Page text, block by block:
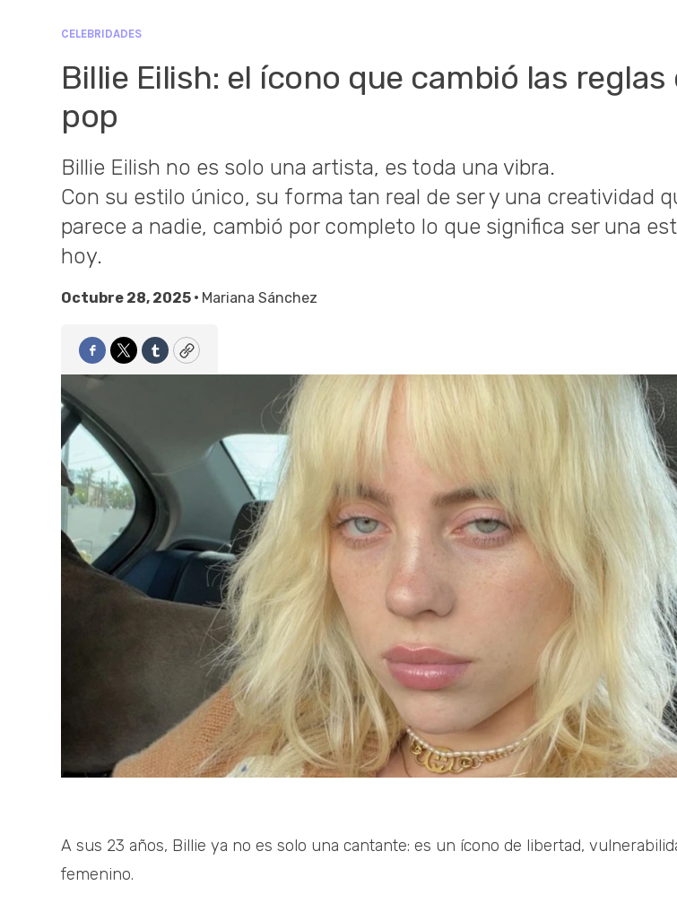
CELEBRIDADES
Billie Eilish: el ícono que cambió las reglas
pop
Billie Eilish no es solo una artista, es toda una vibra.
Con su estilo único, su forma tan real de ser y una creatividad
parece a nadie, cambió por completo lo que significa ser una
hoy.
Octubre 28, 2025 • Mariana Sánchez
Facebook
TwitterTumblrCopy
A sus 23 años, Billie ya no es solo una cantante: es un ícono de libertad,
femenino.